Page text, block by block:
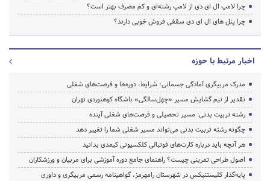
چرا لامپ ال ای دی از لامپ رشته‌ای و کم مصرف بهتر است؟
چرا پنل های ال ای دی سقفی فروش خوبی دارند؟
اخبار مرتبط با حوزه
مدرک مربیگری آمادگی جسمانی؛ شرایط، دوره‌ها و فرصت‌های شغلی
تقدیر از تیم گشایش مسیر «چهل‌سالگی» باشگاه کوهنوردی تهران
رشته تربیت بدنی: مسیر تحصیلی و فرصت‌های شغلی آینده
چگونه رشته تربیت بدنی می‌تواند مسیر شغلی شما را تغییر دهد
هر آنچه باید درباره کارت‌های فوتبالی کلکسیونی کیمدی بدانید
اصول طراحی تمرینی چیست؟ راهنمای جامع دوره آموزشی برای مربیان و ورزشکاران
پایه‌گذار کلیستنیکس در شهرستان رامهرمز، گواهینامه رسمی مربیگری و داوری